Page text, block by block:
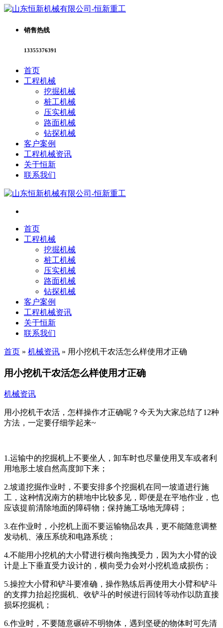
销售热线
13355376391
首页
工程机械
挖掘机械
桩工机械
压实机械
路面机械
钻探机械
客户案例
工程机械资讯
关于恒新
联系我们
首页
工程机械
挖掘机械
桩工机械
压实机械
路面机械
钻探机械
客户案例
工程机械资讯
关于恒新
联系我们
首页 » 机械资讯 » 用小挖机干农活怎么样使用才正确
用小挖机干农活怎么样使用才正确
机械资讯
用小挖机干农活，怎样操作才正确呢？今天为大家总结了12种
方法，一定要仔细学起来~
1.运输中的挖掘机上不要坐人，卸车时也尽量使用叉车或者利
用地形土坡自然高度卸下来；
2.坡道挖掘作业时，不要安排多个挖掘机在同一坡道进行施
工，这种情况南方的耕地中比较多见，即便是在平地作业，也
应该提前清除地面的障碍物；保持施工场地无障碍；
3.在作业时，小挖机上面不要运输物品农具，更不能随意调整
发动机、液压系统和电路系统；
4.不能用小挖机的大小臂进行横向拖拽受力，因为大小臂的设
计是上下垂直受力设计的，横向受力会对小挖机造成损伤；
5.操控大小臂和铲斗要准确，操作熟练后再使用大小臂和铲斗
的支撑力抬起挖掘机、收铲斗的时候进行回转等动作以防直接
损坏挖掘机；
6.作业时，不要随意碾碎不明物体，遇到坚硬的物体时可先清